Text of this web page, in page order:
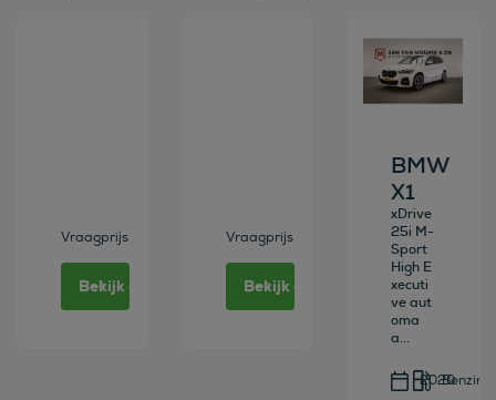
Vraagprijs
Bekijk deze auto
Vraagprijs
Bekijk deze auto
Bekijk deze
BMW
X1
xDrive
25i M-
Sport
High E
xecuti
ve aut
oma
a...
2020Benzine